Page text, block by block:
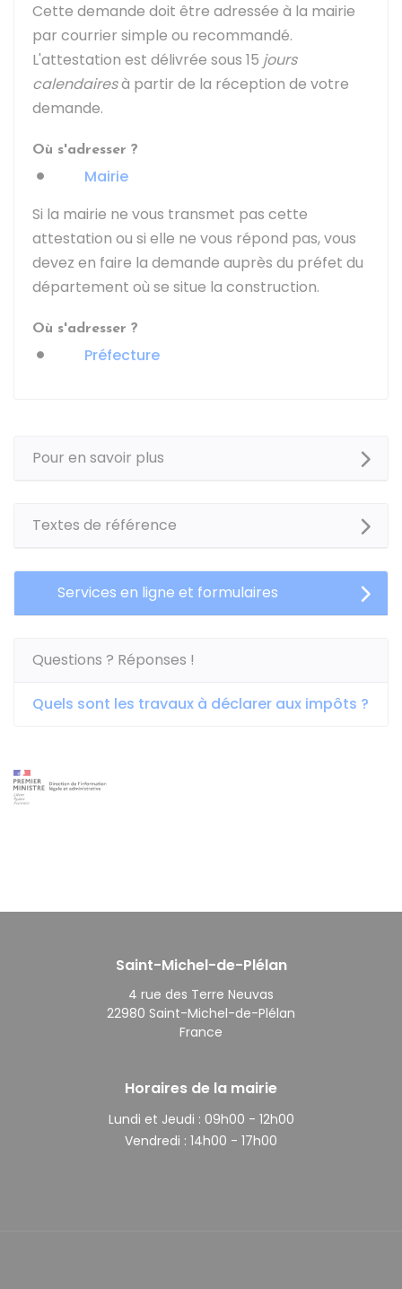
Cette demande doit être adressée à la mairie
par courrier simple ou recommandé.
L'attestation est délivrée sous 15 jours
calendairesà partir de la réception de votre
demande.
Où s'adresser ?
Mairie
Si la mairie ne vous transmet pas cette
attestation ou si elle ne vous répond pas, vous
devez en faire la demande auprès du préfet du
département où se situe la construction.
Où s'adresser ?
Préfecture
Pour en savoir plus
Textes de référence
Services en ligne et formulaires
Questions ? Réponses !
Quels sont les travaux à déclarer aux impôts ?
Saint-Michel-de-Plélan
4 rue des Terre Neuvas
22980 Saint-Michel-de-Plélan
France
Horaires de la mairie
Lundi et Jeudi : 09h00 - 12h00
Vendredi : 14h00 - 17h00